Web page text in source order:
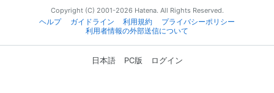
Copyright (C) 2001-2026 Hatena. All Rights Reserved.
ヘルプ
ガイドライン 利用規約
プライバシーポリシー
利用者情報の外部送信について
日本語 PC版 ログイン